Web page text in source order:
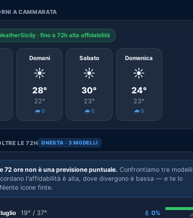
A CAMMARATA
· fino a 72h alta affidabilità
Domani
☀️
28°
22°
🌧️ 0
Sabato
☀️
30°
23°
🌧️ 0
Domenica
☀️
24°
23°
🌧️ 0
LE 72H ONESTA · 3 MODELLI
72 ore non è una previsione puntuale. Confrontiamo tre
l'affidabilità è alta, dove divergono è bassa — e te lo
icone finte.
19° / 37° 💧 0%